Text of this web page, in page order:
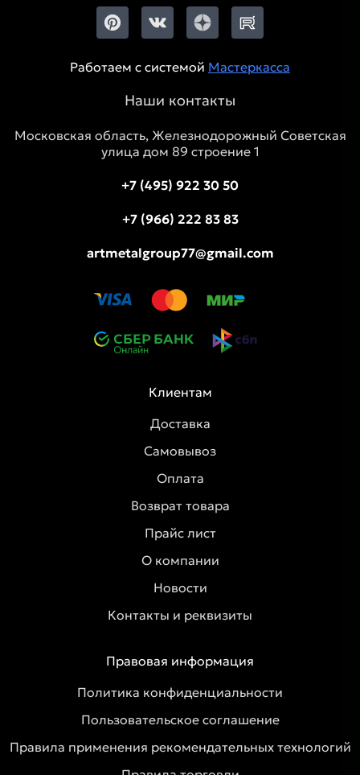
Работаем с системой Мастеркасса
Наши контакты
Московская область, Железнодорожный Советская
улица дом 89 строение 1
+7 (495) 922 30 50
+7 (966) 222 83 83
artmetalgroup77@gmail.com
Клиентам
Доставка
Самовывоз
Оплата
Возврат товара
Прайс лист
О компании
Новости
Контакты и реквизиты
Правовая информация
Политика конфиденциальности
Пользовательское соглашение
Правила применения рекомендательных технологий